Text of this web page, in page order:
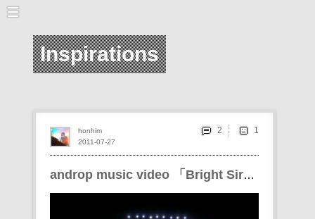
Inspirations
androp music video 「Bright Siren」
2011-07-27
honhim 2